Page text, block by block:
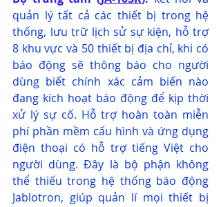
quản lý tất cả các thiết bị trong hệ
thống, lưu trữ lịch sử sự kiện, hỗ trợ
8 khu vực và 50 thiết bị địa chỉ, khi có
báo động sẽ thông báo cho người
dùng biết chính xác cảm biến nào
đang kích hoạt báo động để kịp thời
xử lý sự cố. Hỗ trợ hoàn toàn miễn
phí phần mềm cấu hình và ứng dụng
điện thoại có hỗ trợ tiếng Việt cho
người dùng. Đây là bộ phận không
thể thiếu trong hệ thống báo động
Jablotron, giúp quản lí mọi thiết bị